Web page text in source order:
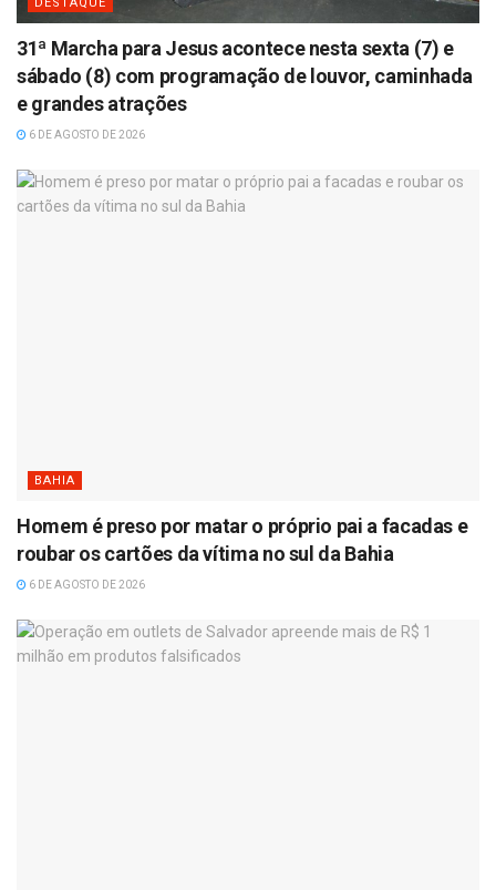
31ª Marcha para Jesus acontece nesta sexta (7) e
sábado (8) com programação de louvor, caminhada
e grandes atrações
6 DE AGOSTO DE 2026
BAHIA
Homem é preso por matar o próprio pai a facadas e
roubar os cartões da vítima no sul da Bahia
6 DE AGOSTO DE 2026